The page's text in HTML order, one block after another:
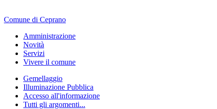
Comune di Ceprano
Amministrazione
Novità
Servizi
Vivere il comune
Gemellaggio
Illuminazione Pubblica
Accesso all'informazione
Tutti gli argomenti...